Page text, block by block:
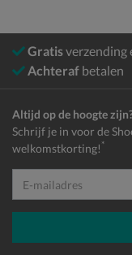
Gratisverzending
Achteraf betalen
Altijd op de hoogte
Schrijf je in voor de
welkomstkorting! *
E-mailadres